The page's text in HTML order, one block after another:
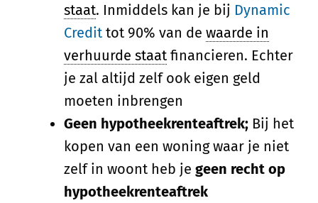
staat. Inmiddels kan je bij Dynamic
Credit tot 90% van de waarde in
verhuurde staat financieren. Echter
je zal altijd zelf ook eigen geld
moeten inbrengen
Geen hypotheekrenteaftrek; Bij het
kopen van een woning waar je niet
zelf in woont heb je geen recht op
hypotheekrenteaftrek